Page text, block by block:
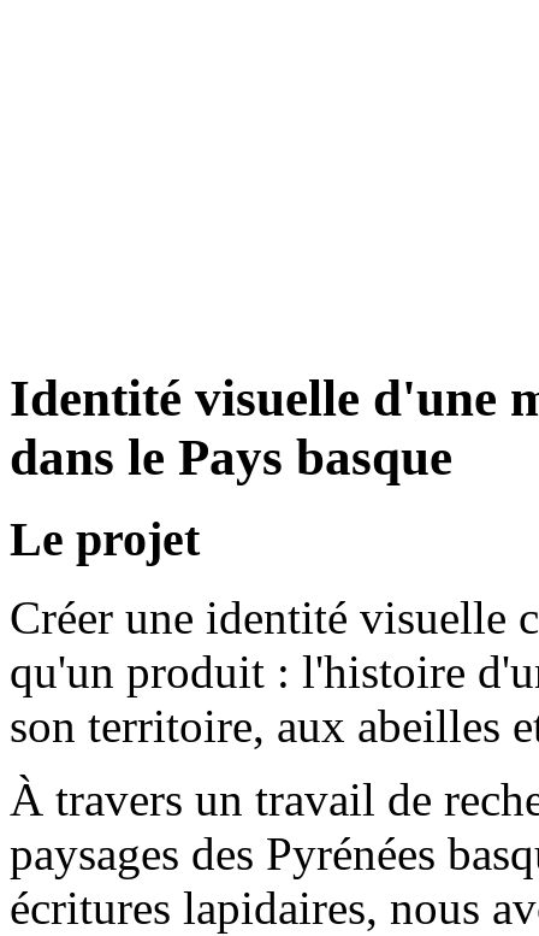
Identité visuelle d'une
dans le Pays basque
Le projet
Créer une identité visuelle
qu'un produit : l'histoire
son territoire, aux abeilles
À travers un travail de
paysages des Pyrénées
écritures lapidaires, nous